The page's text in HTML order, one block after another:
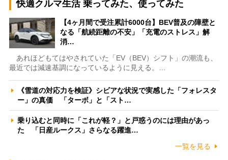
快適クルマ生活 乗ってみた、使ってみた
【4ヶ月間で受注累計6000台】BEV普及の障壁と
なる「航続距離の不安」「充電のストレス」解
消…
あれほどもてはやされていた「EV（BEV）シフト」の潮流も、
最近では減速基調になっているように見える。…
《雪道の対応力を検証》シビアな状況で実感した「フォレスタ
ー」の真価 「ターボ」と「スト…
乗り込むと同時に「これが軽？」と戸惑うのには理由があっ
た 「日産ルークス」さらなる躍進…
一覧を見る